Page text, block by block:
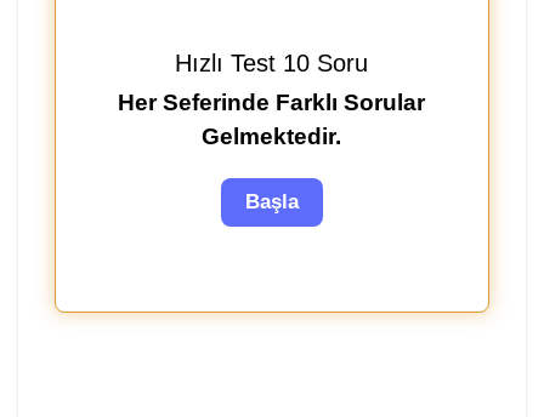
Hızlı Test 10 Soru
Her Seferinde Farklı Sorular
Gelmektedir.